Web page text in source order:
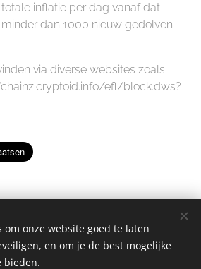
inflatie per dag vanaf dat
dan 1000 nieuw gedolven
via diverse websites zoals
efl/block.dws?
onderdeel van de YCLO Groep.
om onze website goed te laten
en om je de best mogelijke
bieden.